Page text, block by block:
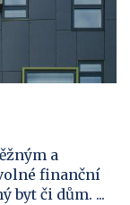
a
finanční
byt či dům. ...